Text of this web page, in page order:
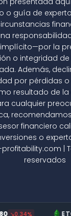
o guía de
la
o integridad
Además,
por pérdidas
resultado de
cualquier
financiero
o
|
reservados
ETC